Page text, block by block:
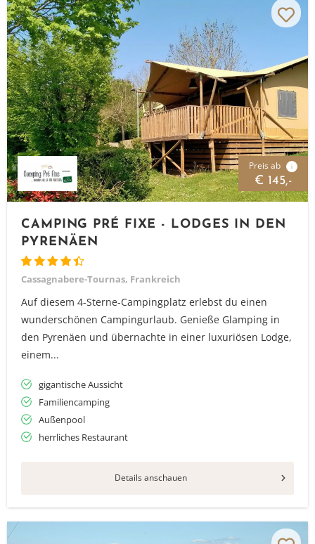
Preis ab i
€ 145,-
CAMPING PRÉ FIXE - LODGES IN DEN
PYRENÄEN
Cassagnabere-Tournas, Frankreich
Auf diesem 4-Sterne-Campingplatz erlebst du einen
wunderschönen Campingurlaub. Genieße Glamping in
den Pyrenäen und übernachte in einer luxuriösen Lodge,
einem...
gigantische Aussicht
Familiencamping
Außenpool
herrliches Restaurant
Details anschauen